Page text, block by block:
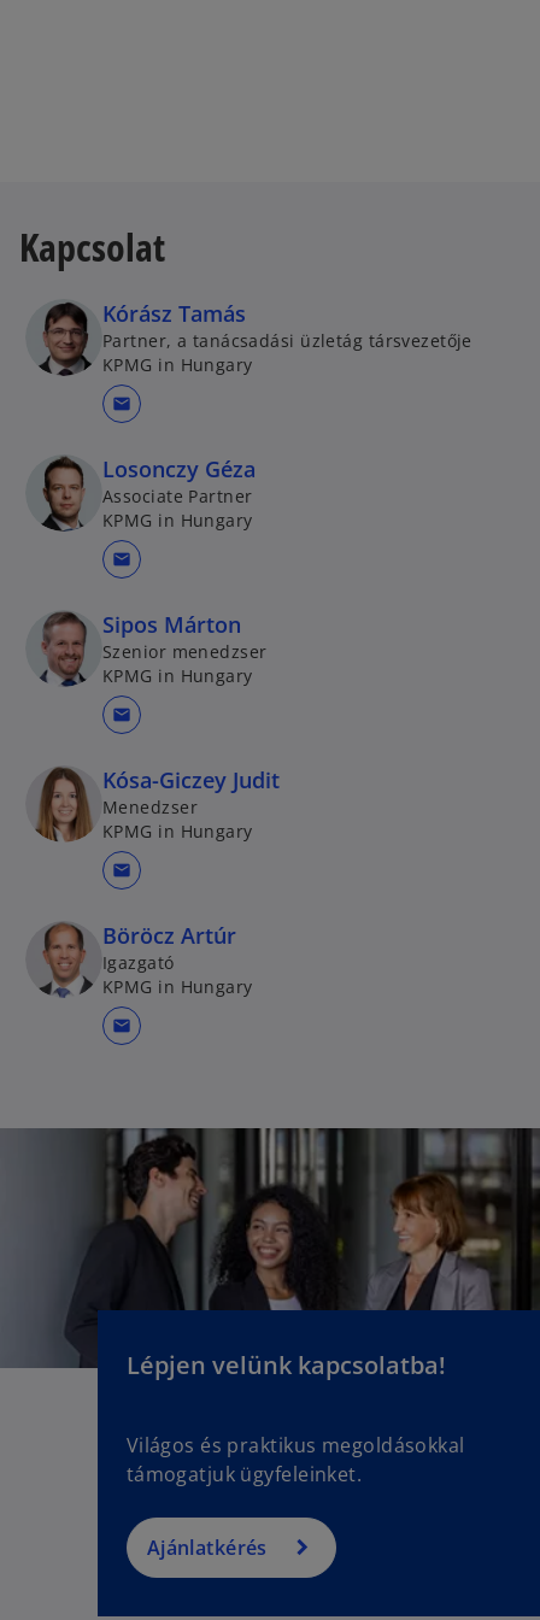
Kapcsolat
Kórász Tamás
Partner, a tanácsadási üzletág társvezetője
KPMG in Hungary
mail
Losonczy Géza
Associate Partner
KPMG in Hungary
mail
Sipos Márton
Szenior menedzser
KPMG in Hungary
mail
Kósa-Giczey Judit
Menedzser
KPMG in Hungary
mail
Böröcz Artúr
Igazgató
KPMG in Hungary
mail
Lépjen velünk kapcsolatba!
Világos és praktikus megoldásokkal
támogatjuk ügyfeleinket.
Ajánlatkérés